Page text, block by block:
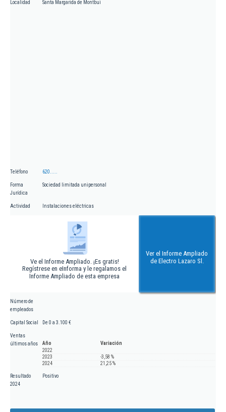
Localidad Santa Margarida de Montbui
Teléfono 620.....
Forma
Jurídica
Sociedad limitada unipersonal
Actividad Instalaciones eléctricas
Ve el Informe Ampliado. ¡Es gratis!
Regístrese en eInforma y le regalamos el
Informe Ampliado de esta empresa
Ver el Informe Ampliado
de Electro Lazaro Sl.
Número de
empleados
Capital Social De 0 a 3.100 €
Ventas
últimos años
Año
Variación
2022
2023
-3,58 %
2024
21,25 %
Resultado
2024
Positivo